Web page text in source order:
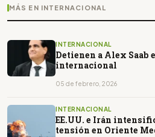
MÁS EN INTERNACIONAL
INTERNACIONAL
Detienen a Alex Saab
internacional
05 de febrero, 2026
INTERNACIONAL
EE.UU. e Irán
tensión en Oriente